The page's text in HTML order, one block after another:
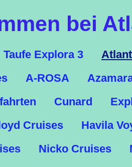
bei
Taufe Explora 3
A-ROSA
Cunard
Cruises Havila
Nicko Cruises